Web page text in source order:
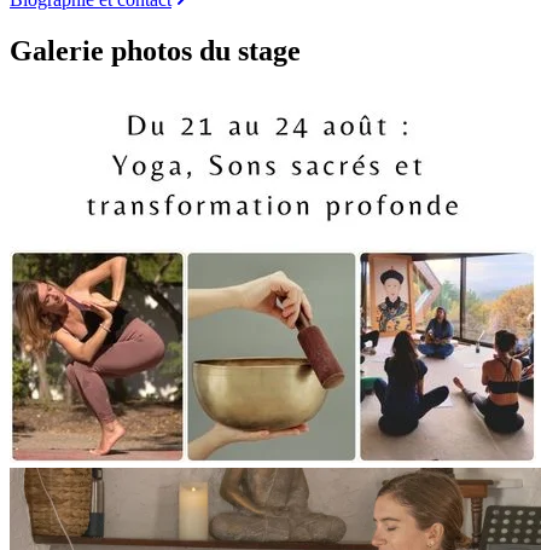
Galerie photos du stage